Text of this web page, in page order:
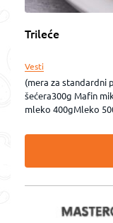
Trileće
Vesti
(mera za standardni
šećera300g Mafin
mleko 400gMleko